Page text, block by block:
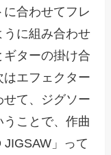
合わせてフレ
うに組み合わせ
ターの掛け合
エフェクター
て、ジグソー
ことで、作曲
JIGSAW」って